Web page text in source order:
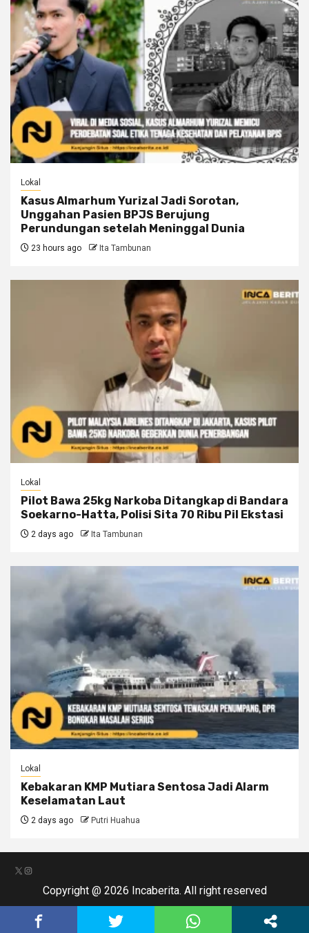
Lokal
Kasus Almarhum Yurizal Jadi Sorotan,
Unggahan Pasien BPJS Berujung
Perundungan setelah Meninggal Dunia
23 hours ago Ita Tambunan
Lokal
Pilot Bawa 25kg Narkoba Ditangkap di Bandara
Soekarno-Hatta, Polisi Sita 70 Ribu Pil Ekstasi
2 days ago Ita Tambunan
Lokal
Kebakaran KMP Mutiara Sentosa Jadi Alarm
Keselamatan Laut
2 days ago Putri Huahua
X Instagram
Copyright @ 2026 Incaberita. All right reserved